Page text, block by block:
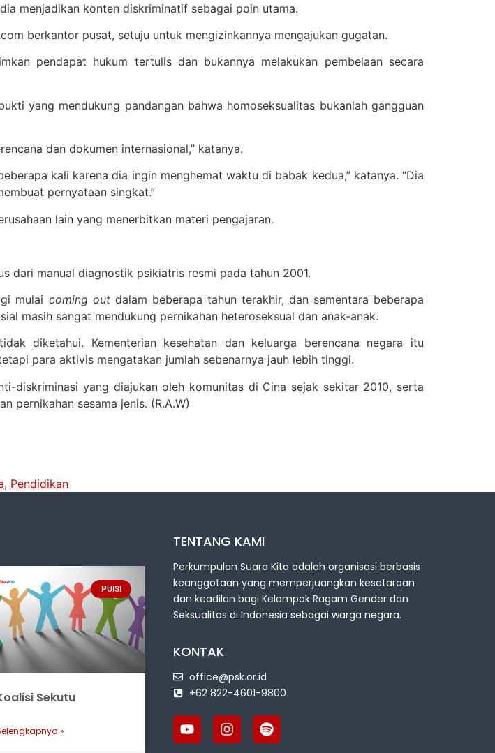
menjadikan konten diskriminatif sebagai poin utama.
berkantor pusat, setuju untuk mengizinkannya mengajukan gugatan.
pendapat hukum tertulis dan bukannya melakukan pembelaan secara
yang mendukung pandangan bahwa homoseksualitas bukanlah gangguan
dan dokumen internasional,” katanya.
kali karena dia ingin menghemat waktu di babak kedua,” katanya. “Dia
pernyataan singkat.”
lain yang menerbitkan materi pengajaran.
dari manual diagnostik psikiatris resmi pada tahun 2001.
mulai coming outdalam beberapa tahun terakhir, dan sementara beberapa
masih sangat mendukung pernikahan heteroseksual dan anak-anak.
diketahui. Kementerian kesehatan dan keluarga berencana negara itu
para aktivis mengatakan jumlah sebenarnya jauh lebih tinggi.
diskriminasi yang diajukan oleh komunitas di Cina sejak sekitar 2010, serta
pernikahan sesama jenis. (R.A.W)
, Pendidikan
PUISI
Sekutu
»
TENTANG KAMI
Perkumpulan Suara Kita adalah organisasi berbasis
keanggotaan yang memperjuangkan kesetaraan
dan keadilan bagi Kelompok Ragam Gender dan
Seksualitas di Indonesia sebagai warga negara.
KONTAK
office@psk.or.id
+62 822-4601-9800